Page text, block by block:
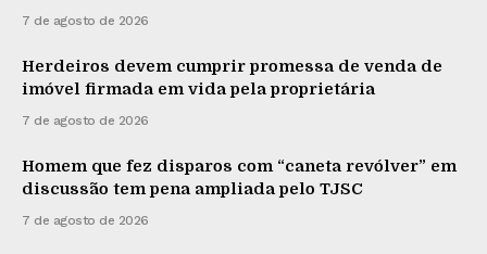
7 de agosto de 2026
Herdeiros devem cumprir promessa de venda de
imóvel firmada em vida pela proprietária
7 de agosto de 2026
Homem que fez disparos com “caneta revólver” em
discussão tem pena ampliada pelo TJSC
7 de agosto de 2026